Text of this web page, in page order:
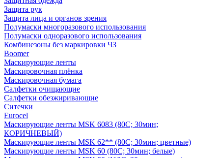
Защита рук
Защита лица и органов зрения
Полумаски многоразового использования
Полумаски одноразового использования
Комбинезоны без маркировки ЧЗ
Boomer
Маскирующие ленты
Маскировочная плёнка
Маскировочная бумага
Салфетки очищающие
Салфетки обезжиривающие
Ситечки
Euroсel
Маскирующие ленты MSK 6083 (80С; 30мин;
КОРИЧНЕВЫЙ)
Маскирующие ленты MSK 62** (80С; 30мин; цветные)
Маскирующие ленты MSK 60 (80С; 30мин; белые)